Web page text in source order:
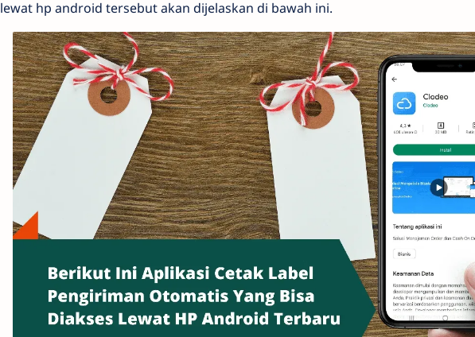
lewat hp android tersebut akan dijelaskan di bawah ini.